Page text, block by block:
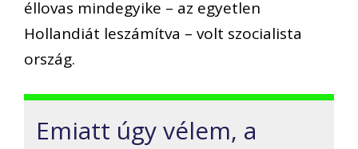
éllovas mindegyike – az egyetlen
Hollandiát leszámítva – volt szocialista
ország.
Emiatt úgy vélem, a